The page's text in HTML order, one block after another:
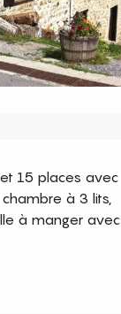
15 places avec
à 3 lits,
à manger avec